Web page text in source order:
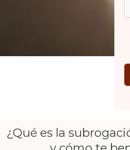
¿Qué es la